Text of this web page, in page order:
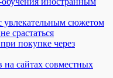
увлекательным сюжетом
срастаться
покупке через
сайтах совместных